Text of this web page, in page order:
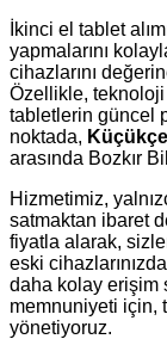
İkinci el tablet
yapmalarını
cihazlarını
Özellikle,
tabletlerin güncel
noktada,
arasında Bozkır
Hizmetimiz,
satmaktan ibaret
fiyatla alarak,
eski
daha kolay erişim
memnuniyeti için,
yönetiyoruz.